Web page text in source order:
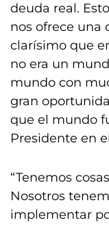
deuda real.
nos ofrece una
clarísimo que
no era un
mundo con
gran
que el mundo
Presidente en
“Tenemos
Nosotros
implementar